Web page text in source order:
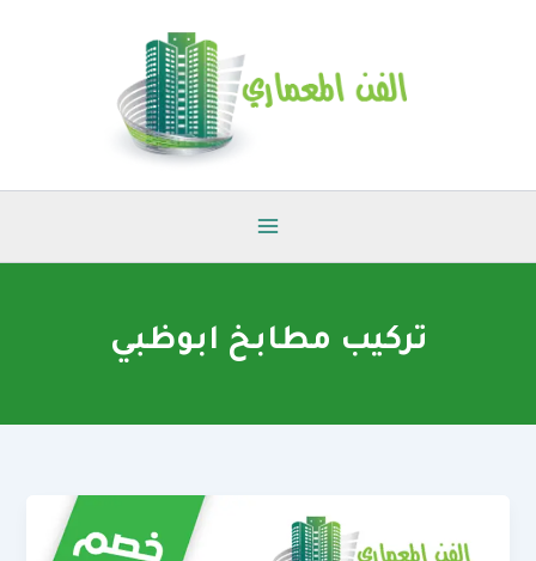
تركيب مطابخ ابوظبي